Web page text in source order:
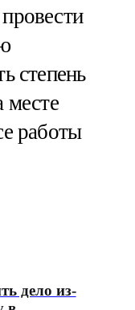
степень
месте
работы
дело из-